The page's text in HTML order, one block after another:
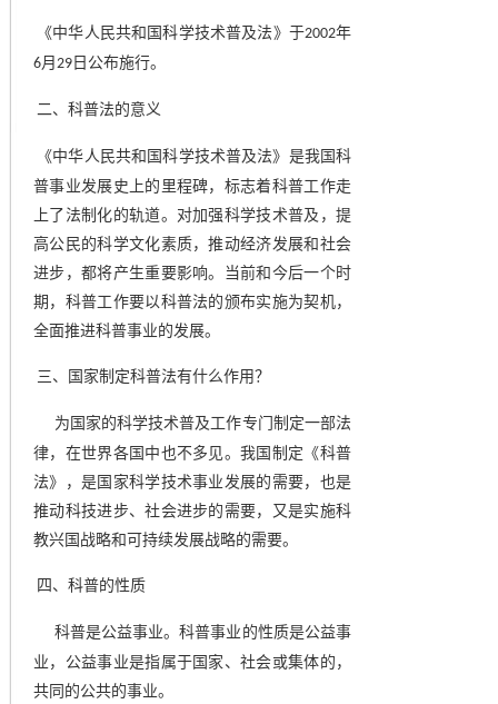
《中华人民共和国科学技术普及法》于2002年
6月 29 日公布施行。
二、科普法的意义
《中华人民共和国科学技术普及法》是我国科
普事业发展史上的里程碑，标志着科普工作走
上了法制化的轨道。对加强科学技术普及，提
高公民的科学文化素质，推动经济发展和社会
进步，都将产生重要影响。当前和今后一个时
期，科普工作要以科普法的颁布实施为契机，
全面推进科普事业的发展。
三、国家制定科普法有什么作用？
为国家的科学技术普及工作专门制定一部法
律，在世界各国中也不多见。我国制定《科普
法》，是国家科学技术事业发展的需要，也是
推动科技进步、社会进步的需要，又是实施科
教兴国战略和可持续发展战略的需要。
四、科普的性质
科普是公益事业。科普事业的性质是公益事
业，公益事业是指属于国家、社会或集体的，
共同的公共的事业。